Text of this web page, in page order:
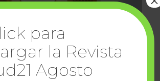
para
la Revista
Agosto